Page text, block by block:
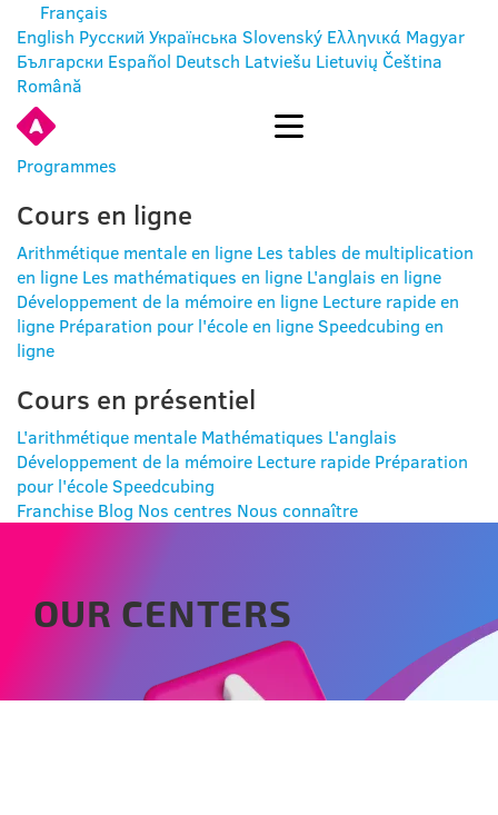
Français
English Русский Українська Slovenský Ελληνικά Magyar
Български Español Deutsch Latviešu Lietuvių Čeština
Română
Programmes
Cours en ligne
Arithmétique mentale en ligne Les tables de multiplication
en ligne Les mathématiques en ligne L'anglais en ligne
Développement de la mémoire en ligne Lecture rapide en
ligne Préparation pour l'école en ligne Speedcubing en
ligne
Cours en présentiel
L'arithmétique mentale Mathématiques L'anglais
Développement de la mémoire Lecture rapide Préparation
pour l'école Speedcubing
Franchise Blog Nos centres Nous connaître
OUR CENTERS